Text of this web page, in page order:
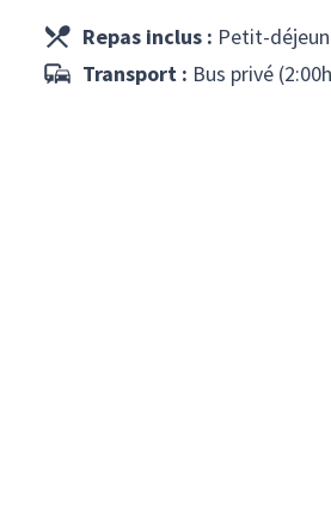
Repas inclus : Petit-
Transport : Bus privé